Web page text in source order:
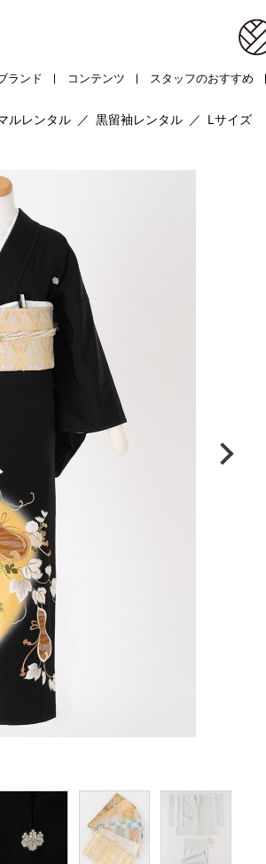
ランド コンテンツ スタッフのおすすめ
ルレンタル ／ 黒留袖レンタル ／ Lサイズ